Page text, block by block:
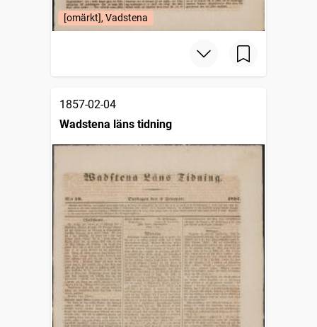
[omärkt], Vadstena
1857-02-04
Wadstena läns tidning